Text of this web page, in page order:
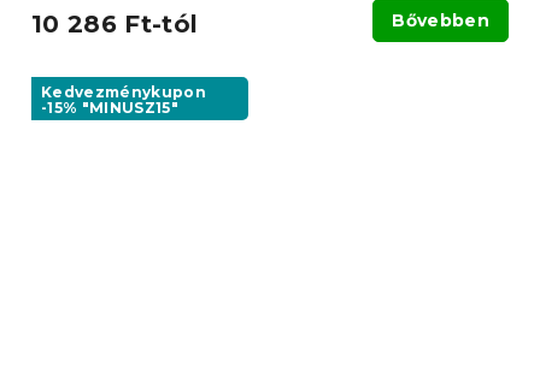
10 286 Ft-tól Bővebben
Kedvezménykupon
-15% "MINUSZ15"